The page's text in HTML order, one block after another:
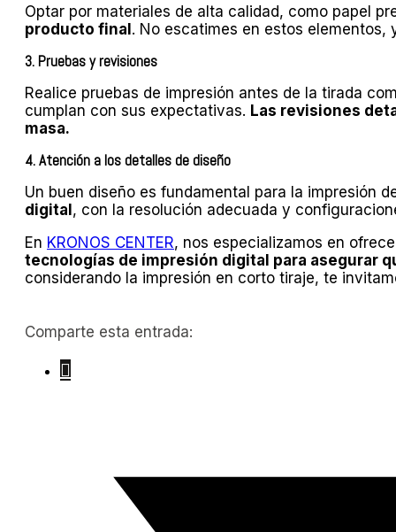
Optar por materiales de alta calidad, como papel
producto final . No escatimes en estos elementos,
3. Pruebas y revisiones
Realice pruebas de impresión antes de la tirada
cumplan con sus expectativas. Las revisiones
masa.
4. Atención a los detalles de diseño
Un buen diseño es fundamental para la impresión
digital , con la resolución adecuada y
En KRONOS CENTER, nos especializamos en
tecnologías de impresión digital para asegurar
considerando la impresión en corto tiraje, te
Comparte esta entrada: